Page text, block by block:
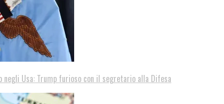
Usa: Trump furioso con il segretario alla Difesa